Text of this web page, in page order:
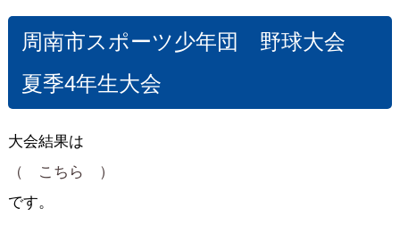
周南市スポーツ少年団 野球大会
夏季4年生大会
大会結果は
（ こちら ）
です。